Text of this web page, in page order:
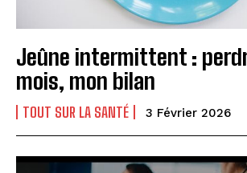
Jeûne intermittent :
mois, mon bilan
TOUT SUR LA SANTÉ 3 Février 2026